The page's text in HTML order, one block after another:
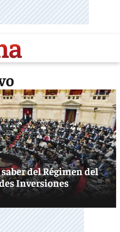
del Régimen del
Inversiones